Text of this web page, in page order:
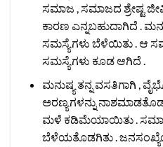
ಸಮಾಜ , ಸಮಾಜದ ಶ್ರೇಷ್ಟ
ಕಾರಣ ಎನ್ನಬಹುದಾಗಿದೆ .
ಸಮಸ್ಯೆಗಳು ಬೆಳೆಯಿತು . ಆ
ಸಮಸ್ಯೆಗಳು ಕೂಡ ಆಗಿದೆ .
ಮನುಷ್ಯ ತನ್ನ ವಸತಿಗಾಗಿ ,
ಅರಣ್ಯಗಳನ್ನು
ಮಳೆ ಕಡಿಮೆಯಾಯಿತು .
ಬೆಳೆಯತೊಡಗಿತು .